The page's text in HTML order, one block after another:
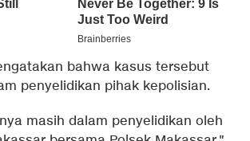
bahwa kasus tersebut
penyelidikan pihak kepolisian.
masih dalam penyelidikan oleh